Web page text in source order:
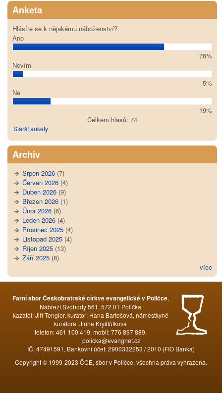
Anketa
Hlásíte se k nějakému náboženství?
Ano
76%
Nevím
5%
Ne
19%
Celkem hlasů: 74
Starší ankety
Archiv
Srpen 2026 (7)
Červen 2026 (4)
Duben 2026 (9)
Březen 2026 (1)
Únor 2026 (6)
Leden 2026 (4)
Prosinec 2025 (4)
Listopad 2025 (4)
Říjen 2025 (13)
Září 2025 (8)
více
Farní sbor Českobratrské církve evangelické v Poličce,
Nábřeží Svobody 561, 572 01 Polička
kazatel: Jiří Tengler, kurátor: Hana Bartošová, náměstkyně
kurátora: Jiřina Kryštůfková
telefon: 461 100 419, mobil: 776 897 889,
policka@evangnet.cz
IČ: 47491591, Bankovní účet: 2900332253 / 2010 (FIO Banka)
Copyright © 1999-2023 ČCE, sbor v Poličce, všechna práva vyhrazena.